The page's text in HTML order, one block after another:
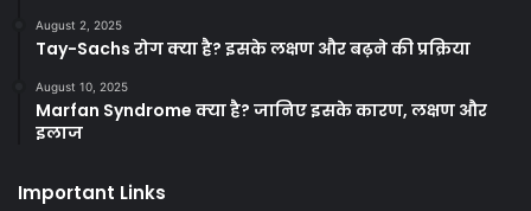
August 2, 2025
Tay-Sachs रोग क्या है? इसके लक्षण और बढ़ने की प्रक्रिया
August 10, 2025
Marfan Syndrome क्या है? जानिए इसके कारण, लक्षण और
इलाज
Important Links